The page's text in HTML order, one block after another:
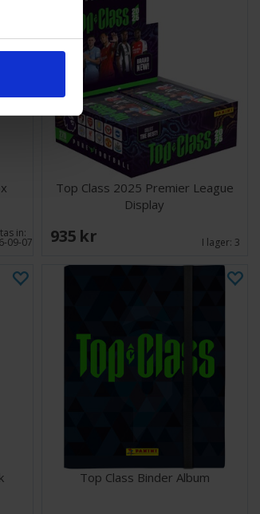
in:
09-07
Top Class 2025 Premier League
Display
935 SEK I lager: 3
Top Class Binder Album